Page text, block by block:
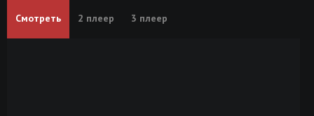
Смотреть 2 плеер 3 плеер